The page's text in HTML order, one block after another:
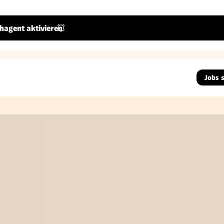
aktivieren
Jobs